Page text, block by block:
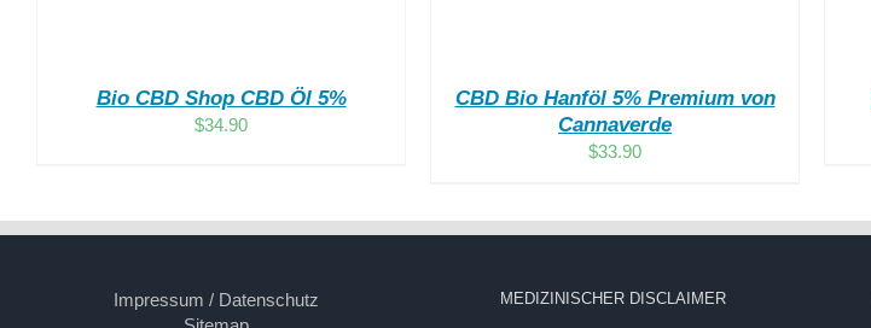
Bio CBD Shop CBD Öl 5%
$34.90
CBD Bio Hanföl 5% Premium von
Cannaverde
$33.90
Impressum / Datenschutz
MEDIZINISCHER DISCLAIMER